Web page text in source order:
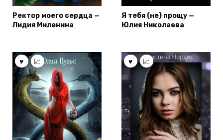
Ректор моего сердца —
Лидия Миленина
Я тебя (не) прощу —
Юлия Николаева